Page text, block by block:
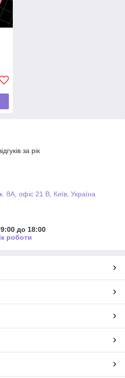
за рік
8А, офіс 21 В, Київ, Україна
до 18:00
роботи